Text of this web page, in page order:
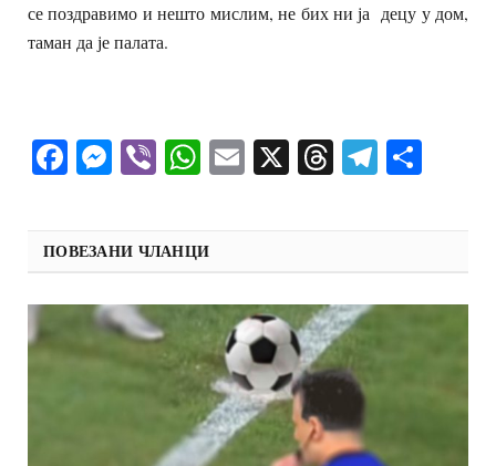
се поздравимо и нешто мислим, не бих ни ја децу у дом,
таман да је палата.
Facebook
Messenger
ViberWhatsApp
Email
X Threads
ПОВЕЗАНИ ЧЛАНЦИ